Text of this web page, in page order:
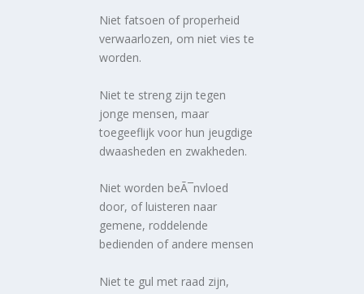
Niet fatsoen of properheid
verwaarlozen, om niet vies te
worden.
Niet te streng zijn tegen
jonge mensen, maar
toegeeflijk voor hun jeugdige
dwaasheden en zwakheden.
Niet worden beÃ¯nvloed
door, of luisteren naar
gemene, roddelende
bedienden of andere mensen
Niet te gul met raad zijn,